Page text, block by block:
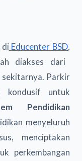
di Educenter BSD,
diakses dari
Parkir
kondusif untuk
Pendidikan
menyeluruh
menciptakan
perkembangan